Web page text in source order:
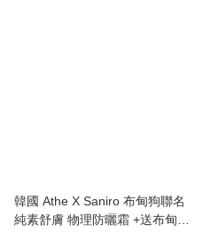
韓國 Athe X Saniro 布甸狗聯名
純素舒膚 物理防曬霜 +送布甸狗